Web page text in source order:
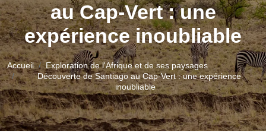
au Cap-Vert : une
expérience inoubliable
Accueil
Exploration de l'Afrique et de ses paysages
Découverte de Santiago au Cap-Vert : une expérience
inoubliable